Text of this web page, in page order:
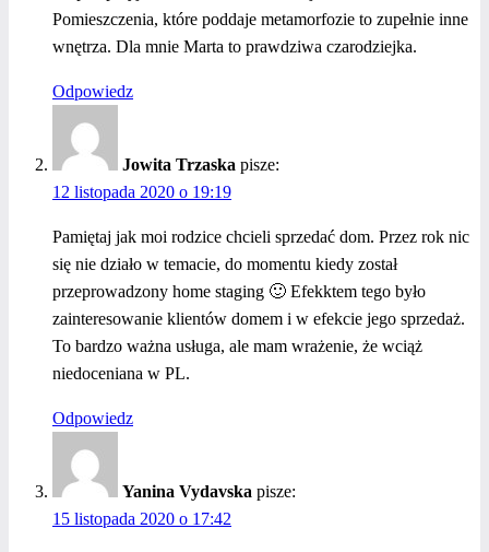
Pomieszczenia, które poddaje metamorfozie to zupełnie inne
wnętrza. Dla mnie Marta to prawdziwa czarodziejka.
Odpowiedz
Jowita Trzaska pisze:
12 listopada 2020 o 19:19
Pamiętaj jak moi rodzice chcieli sprzedać dom. Przez rok nic
się nie działo w temacie, do momentu kiedy został
przeprowadzony home staging 🙂 Efekktem tego było
zainteresowanie klientów domem i w efekcie jego sprzedaż.
To bardzo ważna usługa, ale mam wrażenie, że wciąż
niedoceniana w PL.
Odpowiedz
Yanina Vydavska pisze:
15 listopada 2020 o 17:42